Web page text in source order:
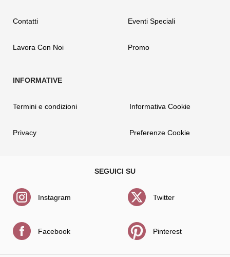
Contatti
Lavora Con Noi
Eventi Speciali
Promo
Termini e condizioni
Privacy
Informativa Cookie
Preferenze Cookie
Instagram
Facebook
Twitter
Pinterest